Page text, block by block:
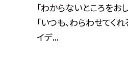
「わからないところをお
「いつも、わらわせてくれ
イデ...